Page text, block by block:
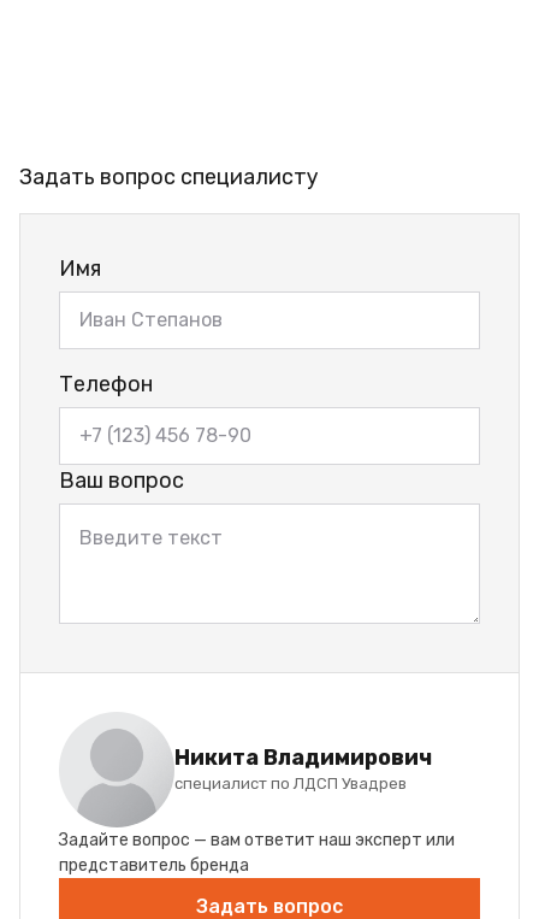
Задать вопрос специалисту
Имя
Телефон
Ваш вопрос
Никита Владимирович
специалист по ЛДСП Увадрев
Задайте вопрос — вам ответит наш эксперт или
представитель бренда
Задать вопрос